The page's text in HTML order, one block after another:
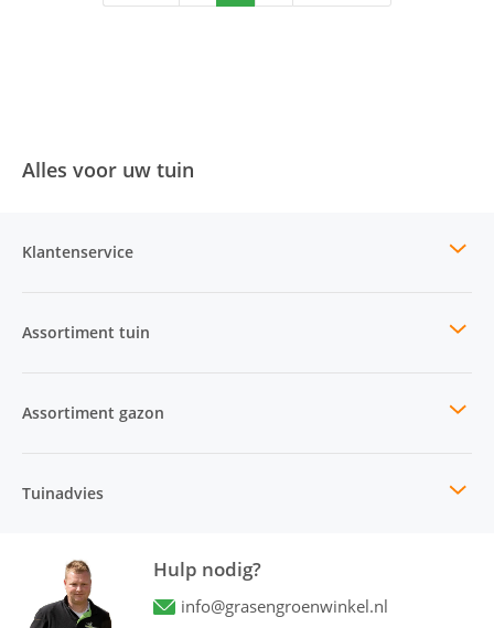
Alles voor uw tuin
Hulp nodig?
info@grasengroenwinkel.nl
Klantenservice
Assortiment tuin
Assortiment gazon
Tuinadvies